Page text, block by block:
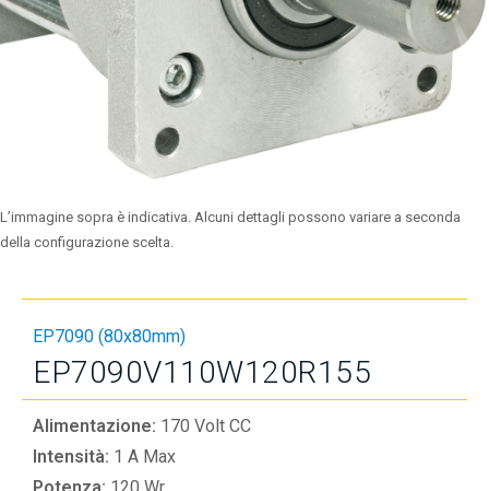
L’immagine sopra è indicativa. Alcuni dettagli possono variare a seconda
della configurazione scelta.
EP7090 (80x80mm)
EP7090V110W120R155
Alimentazione: 170 Volt CC
Intensità: 1 A Max